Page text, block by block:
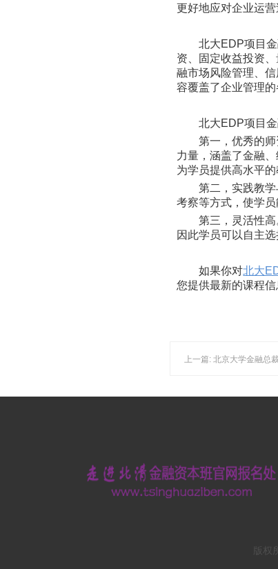
更好地应对企业运营
北大EDP项目
资、固定收益投资
融市场风险管理、
容覆盖了企业管理
北大EDP项目
第一，优秀的
力量，涵盖了金融
为学员提供高水平的
第二，实践教
考察等方式，使学
第三，灵活性
因此学员可以自主选
如果你对北大
您提供最新的课程
上一篇: 北京大学金融总
版权